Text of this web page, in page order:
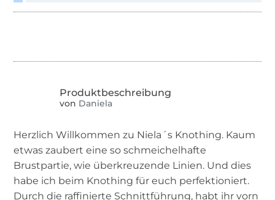
von Daniela
Herzlich Willkommen zu Niela´s Knothing. Kaum
etwas zaubert eine so schmeichelhafte
Brustpartie, wie überkreuzende Linien. Und dies
habe ich beim Knothing für euch perfektioniert.
Durch die raffinierte Schnittführung, habt ihr vorn